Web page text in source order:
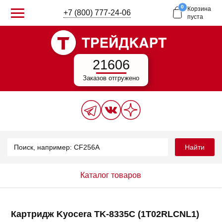
+7 (800) 777-24-06
0
Корзина
пуста
21606
Заказов отгружено
Найти
Каталог товаров
Картридж Kyocera TK-8335C (1T02RLCNL1)